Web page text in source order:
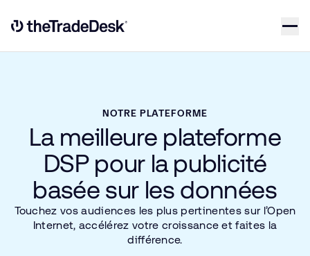
Link to The Trade Desk Home Page
NOTRE PLATEFORME
La meilleure plateforme
DSP pour la publicité
basée sur les données
Touchez vos audiences les plus pertinentes sur l’Open
Internet, accélérez votre croissance et faites la
différence.